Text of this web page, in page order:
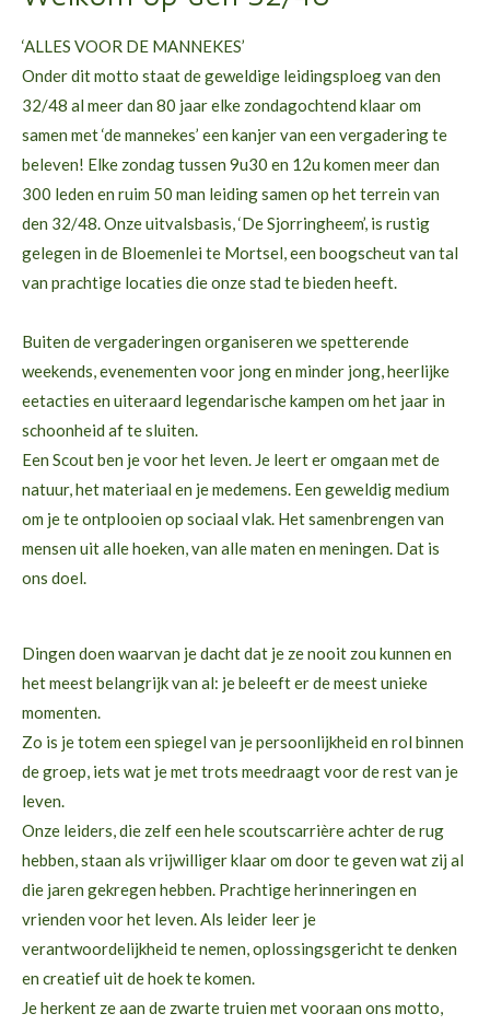
‘ALLES VOOR DE MANNEKES’
Onder dit motto staat de geweldige leidingsploeg van den
32/48 al meer dan 80 jaar elke zondagochtend klaar om
samen met ‘de mannekes’ een kanjer van een vergadering te
beleven! Elke zondag tussen 9u30 en 12u komen meer dan
300 leden en ruim 50 man leiding samen op het terrein van
den 32/48. Onze uitvalsbasis, ‘De Sjorringheem’, is rustig
gelegen in de Bloemenlei te Mortsel, een boogscheut van tal
van prachtige locaties die onze stad te bieden heeft.
Buiten de vergaderingen organiseren we spetterende
weekends, evenementen voor jong en minder jong, heerlijke
eetacties en uiteraard legendarische kampen om het jaar in
schoonheid af te sluiten.
Een Scout ben je voor het leven. Je leert er omgaan met de
natuur, het materiaal en je medemens. Een geweldig medium
om je te ontplooien op sociaal vlak. Het samenbrengen van
mensen uit alle hoeken, van alle maten en meningen. Dat is
ons doel.
Dingen doen waarvan je dacht dat je ze nooit zou kunnen en
het meest belangrijk van al: je beleeft er de meest unieke
momenten.
Zo is je totem een spiegel van je persoonlijkheid en rol binnen
de groep, iets wat je met trots meedraagt voor de rest van je
leven.
Onze leiders, die zelf een hele scoutscarrière achter de rug
hebben, staan als vrijwilliger klaar om door te geven wat zij al
die jaren gekregen hebben. Prachtige herinneringen en
vrienden voor het leven. Als leider leer je
verantwoordelijkheid te nemen, oplossingsgericht te denken
en creatief uit de hoek te komen.
Je herkent ze aan de zwarte truien met vooraan ons motto,